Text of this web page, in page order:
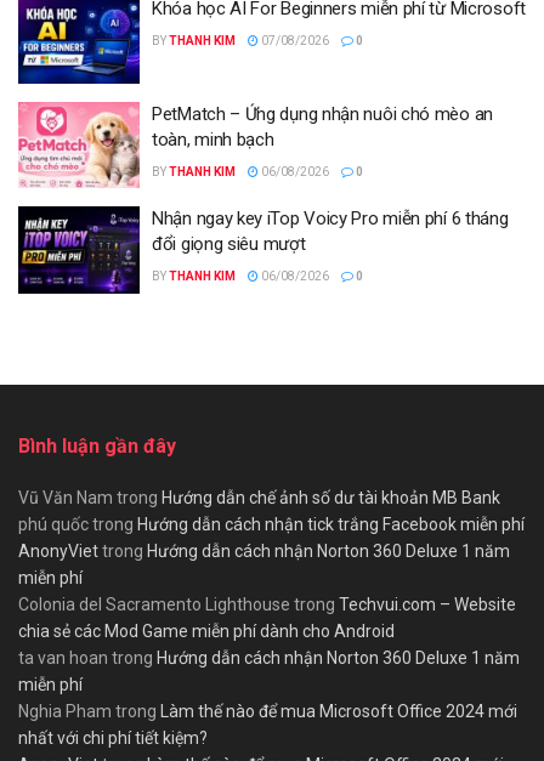
Khóa học AI For Beginners miễn phí từ Microsoft
BYTHANH KIM 07/08/2026 0
PetMatch – Ứng dụng nhận nuôi chó mèo an
toàn, minh bạch
BYTHANH KIM 06/08/2026 0
Nhận ngay key iTop Voicy Pro miễn phí 6 tháng
đổi giọng siêu mượt
BYTHANH KIM 06/08/2026 0
Bình luận gần đây
Vũ Văn Nam trong Hướng dẫn chế ảnh số dư tài khoản MB Bank
phú quốctrong Hướng dẫn cách nhận tick trắng Facebook miễn phí
AnonyViettrong Hướng dẫn cách nhận Norton 360 Deluxe 1 năm
miễn phí
Colonia del Sacramento Lighthouse trong Techvui.com – Website
chia sẻ các Mod Game miễn phí dành cho Android
ta van hoan trong Hướng dẫn cách nhận Norton 360 Deluxe 1 năm
miễn phí
Nghia Pham trong
Làm thế nào để mua Microsoft Office 2024 mới
nhất với chi phí tiết kiệm?